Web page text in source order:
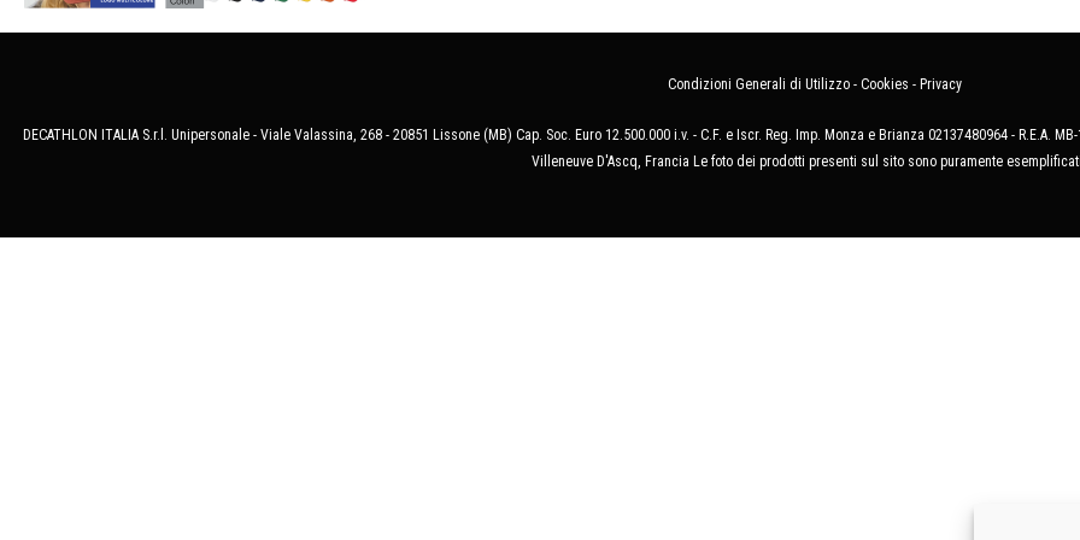
Condizioni Generali di Utilizzo - Cookies - Privacy
DECATHLON ITALIA S.r.l. Unipersonale - Viale Valassina, 268 - 20851 Lissone (MB) Cap. Soc. Euro 12.500.000 i.v. - C.F. e Iscr. Reg. Imp. Monza e Brianza 02137480964 - R.E.A.
Villeneuve D'Ascq, Francia Le foto dei prodotti presenti sul sito sono puramente